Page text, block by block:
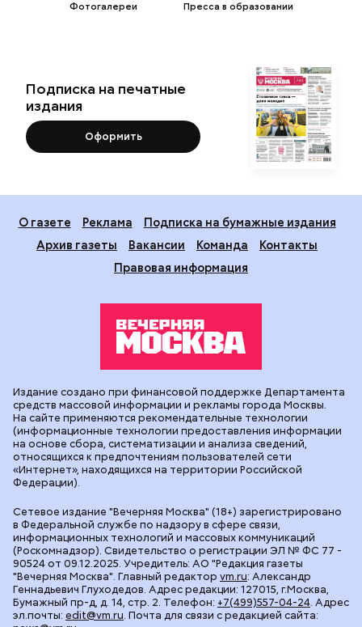
Фотогалереи
Пресса в образовании
Подписка на печатные
издания
Оформить
О газете Реклама
Подписка на бумажные издания
Архив газеты
Вакансии Команда
Контакты
Правовая информация
Сетевое издание "Вечерняя Москва" (18+) зарегистрировано
в Федеральной службе по надзору в сфере связи,
информационных технологий и массовых коммуникаций
(Роскомнадзор). Свидетельство о регистрации ЭЛ № ФС 77 -
90524 от 09.12.2025. Учредитель: АО "Редакция газеты
"Вечерняя Москва". Главный редактор vm.ru: Александр
Геннадьевич Глуходедов. Адрес редакции: 127015, г.Москва,
Бумажный пр-д, д. 14, стр. 2. Телефон: +7(499)557-04-24. Адрес
эл.почты: edit@vm.ru. Почта для связи с редакцией сайта:
Издание создано при финансовой поддержке Департамента
средств массовой информации и рекламы города Москвы.
На сайте применяются рекомендательные технологии
(информационные технологии предоставления информации
на основе сбора, систематизации и анализа сведений,
относящихся к предпочтениям пользователей сети
«Интернет», находящихся на территории Российской
Федерации).